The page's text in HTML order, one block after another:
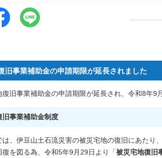
旧事業補助金の申請期限が延長されました
旧事業補助金の申請期限が延長され、令和8年9
旧事業補助金制度
、伊豆山土石流災害の被災宅地の復旧にあたり
復を図る為、令和5年9月29日より「 被災宅地復旧